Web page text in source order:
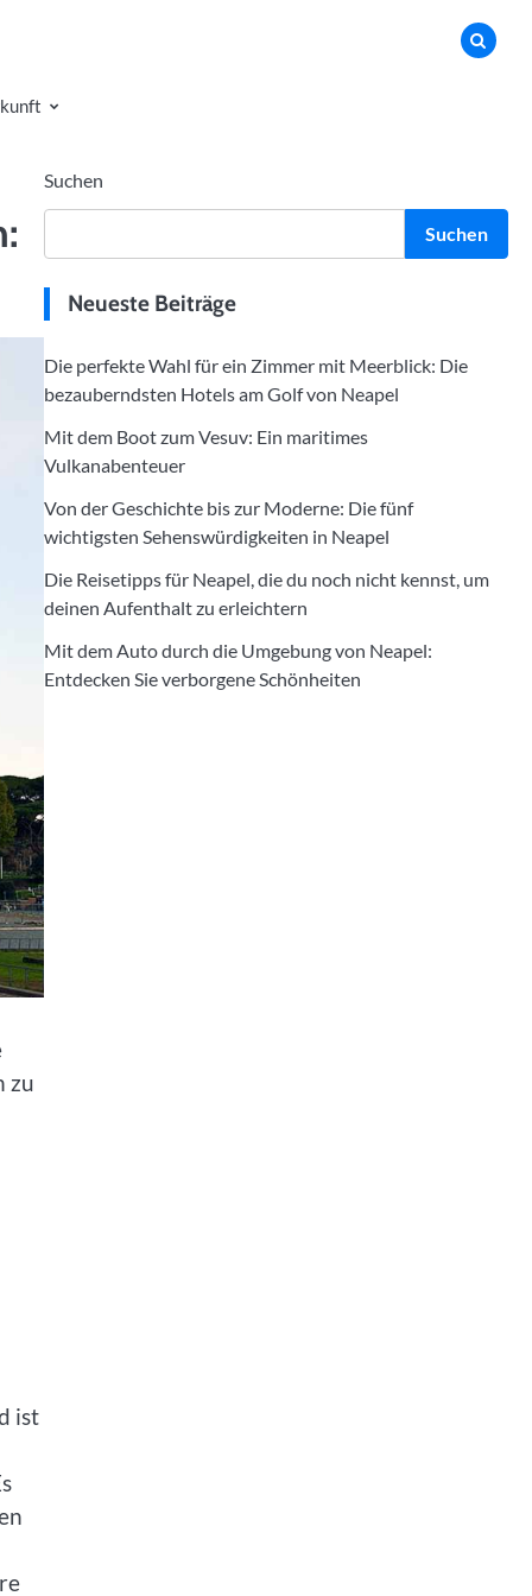
zu
ist
Suchen
Suchen
Neueste Beiträge
Die perfekte Wahl für ein Zimmer mit Meerblick: Die
bezauberndsten Hotels am Golf von Neapel
Mit dem Boot zum Vesuv: Ein maritimes
Vulkanabenteuer
Von der Geschichte bis zur Moderne: Die fünf
wichtigsten Sehenswürdigkeiten in Neapel
Die Reisetipps für Neapel, die du noch nicht kennst, um
deinen Aufenthalt zu erleichtern
Mit dem Auto durch die Umgebung von Neapel:
Entdecken Sie verborgene Schönheiten